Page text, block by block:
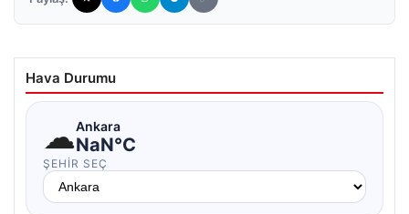
Hava Durumu
☁Ankara
NaN°C
ŞEHIR SEÇ